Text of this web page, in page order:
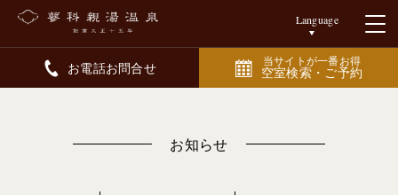
Language
お電話お問合せ 当サイトが一番お得
空室検索・ご予約
お知らせ